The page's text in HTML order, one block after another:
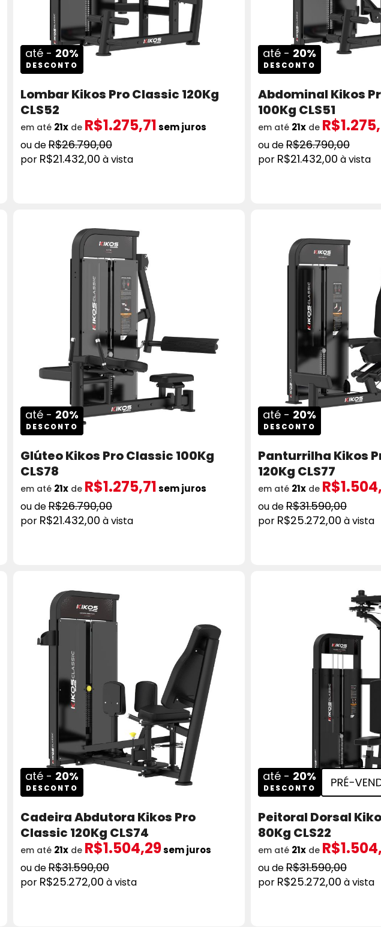
até - 20%
DESCONTO
Lombar Kikos Pro Classic 120Kg
CLS52
R$26.790,00
R$21.432,00 à vista
em até 21xde R$1.275,71sem juros
até - 20%
DESCONTO
Abdominal Kikos
100Kg CLS51
R$26.790,00
R$21.432,00 à vista
em até 21xde
até - 20%
DESCONTO
Glúteo Kikos Pro Classic 100Kg
CLS78
R$26.790,00
R$21.432,00 à vista
em até 21xde R$1.275,71sem juros
até - 20%
DESCONTO
Panturrilha Kikos
120Kg CLS77
R$31.590,00
R$25.272,00 à vista
em até 21xde
até - 20%
DESCONTO
Cadeira Abdutora Kikos Pro
Classic 120Kg CLS74
R$31.590,00
R$25.272,00 à vista
em até 21xde R$1.504,29sem juros
até - 20%
DESCONTO
Peitoral Dorsal
80Kg CLS22
R$31.590,00
R$25.272,00 à vista
em até 21xde